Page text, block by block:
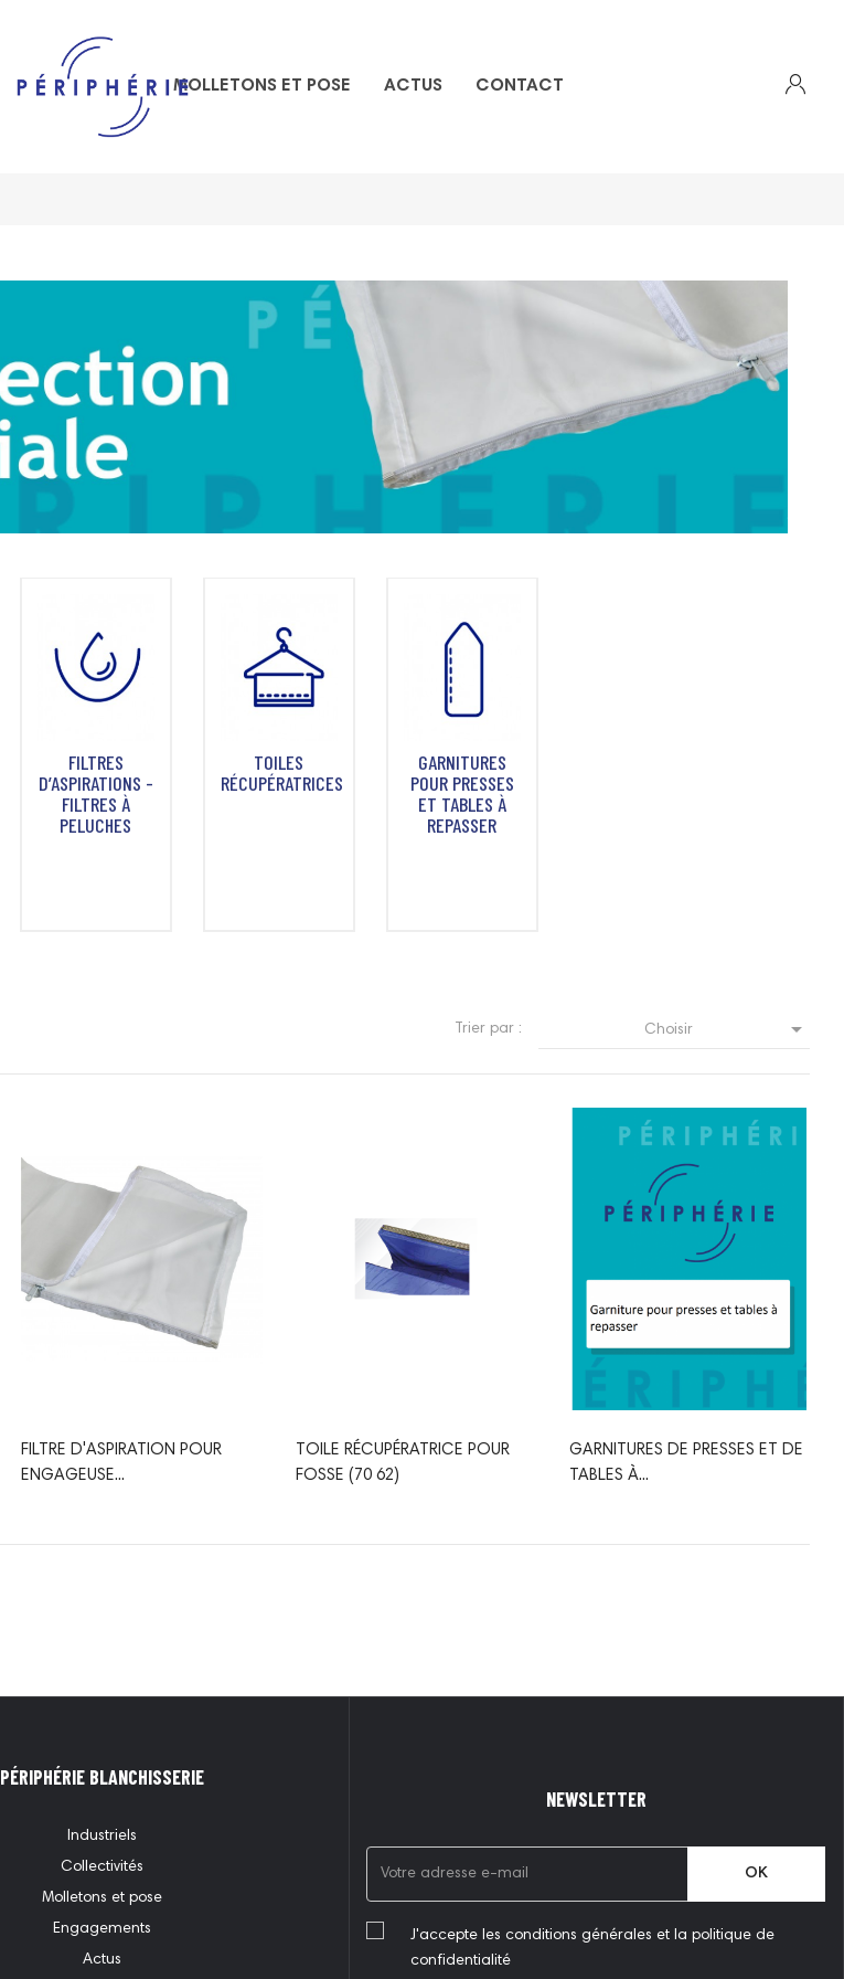
MOLLETONS ET POSE ACTUS CONTACT
FILTRES
D’ASPIRATIONS -
FILTRES À
PELUCHES
TOILES
RÉCUPÉRATRICES
GARNITURES
POUR PRESSES
ET TABLES À
REPASSER
Trier par : Choisir 
FILTRE D'ASPIRATION POUR
ENGAGEUSE...
TOILE RÉCUPÉRATRICE POUR
FOSSE (70 62)
GARNITURES DE PRESSES ET DE
TABLES À...
PÉRIPHÉRIE BLANCHISSERIE
Industriels
Collectivités
Molletons et pose
Engagements
Actus
NEWSLETTER
OK
J'accepte les conditions générales et la politique de
confidentialité